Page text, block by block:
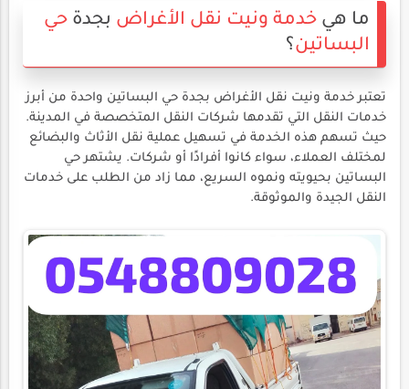
ما هي خدمة ونيت نقل الأغراض بجدة حي
البساتين؟
تعتبر خدمة ونيت نقل الأغراض بجدة حي البساتين واحدة من أبرز
خدمات النقل التي تقدمها شركات النقل المتخصصة في المدينة.
حيث تسهم هذه الخدمة في تسهيل عملية نقل الأثاث والبضائع
لمختلف العملاء، سواء كانوا أفرادًا أو شركات. يشتهر حي
البساتين بحيويته ونموه السريع، مما زاد من الطلب على خدمات
النقل الجيدة والموثوقة.